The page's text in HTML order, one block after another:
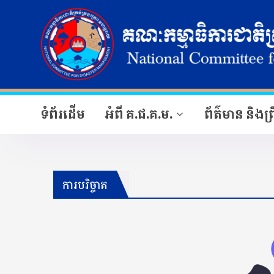
ទំព័រដើម អំពី គ.ជ.គ.ម. ព័ត៌មាន និងព្
ការបរិច្ចាគ